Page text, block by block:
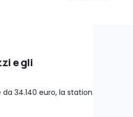
e gli
34.140 euro, la station